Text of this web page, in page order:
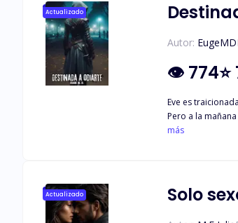
Actualizado
Autor: EugeMD
👁 774⭐
Eve es
Pero a la mañana siguiente, la
verdadero padre de Eve
más
Actualizado Solo